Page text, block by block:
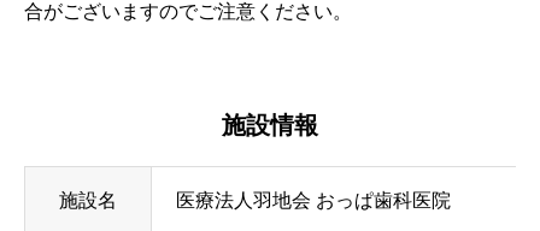
合がございますのでご注意ください。
施設情報
施設名 医療法人羽地会 おっぱ歯科医院